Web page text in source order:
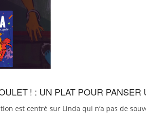
! : UN PLAT POUR PANSER
est centré sur Linda qui n’a pas de